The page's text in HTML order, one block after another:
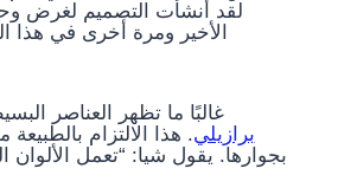
الأخير ومرة ​​أخرى في هذا
غالبًا ما تظهر العناصر
برازيلي. هذا الالتزام
بجوارها. يقول شيا: “تعمل الألوان